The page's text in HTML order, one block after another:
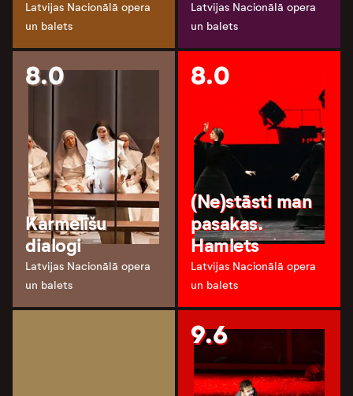
Latvijas Nacionālā opera
un balets
Latvijas Nacionālā opera
un balets
8.0
Karmelīšu
dialogi
Latvijas Nacionālā opera
un balets
8.0
(Ne)stāsti man
pasakas.
Hamlets
Latvijas Nacionālā opera
un balets
9.6